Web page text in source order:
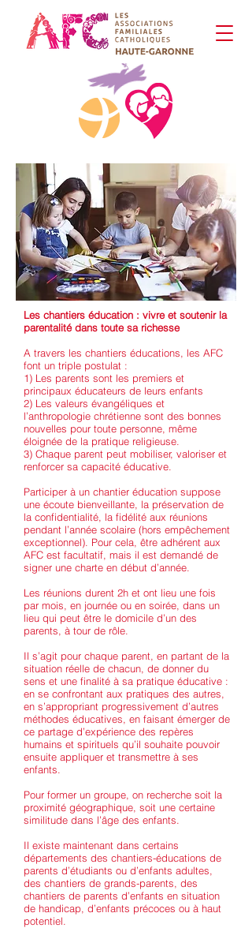
Les chantiers éducation : vivre et soutenir la
parentalité dans toute sa richesse
A travers les chantiers éducations, les AFC
font un triple postulat :
1) Les parents sont les premiers et
principaux éducateurs de leurs enfants
2) Les valeurs évangéliques et
l’anthropologie chrétienne sont des bonnes
nouvelles pour toute personne, même
éloignée de la pratique religieuse.
3) Chaque parent peut mobiliser, valoriser et
renforcer sa capacité éducative.
Participer à un chantier éducation suppose
une écoute bienveillante, la préservation de
la confidentialité, la fidélité aux réunions
pendant l’année scolaire (hors empêchement
exceptionnel). Pour cela, être adhérent aux
AFC est facultatif, mais il est demandé de
signer une charte en début d’année.
Les réunions durent 2h et ont lieu une fois
par mois, en journée ou en soirée, dans un
lieu qui peut être le domicile d’un des
parents, à tour de rôle.
Il s’agit pour chaque parent, en partant de la
situation réelle de chacun, de donner du
sens et une finalité à sa pratique éducative :
en se confrontant aux pratiques des autres,
en s’appropriant progressivement d’autres
méthodes éducatives, en faisant émerger de
ce partage d’expérience des repères
humains et spirituels qu’il souhaite pouvoir
ensuite appliquer et transmettre à ses
enfants.
Pour former un groupe, on recherche soit la
proximité géographique, soit une certaine
similitude dans l’âge des enfants.
Il existe maintenant dans certains
départements des chantiers-éducations de
parents d’étudiants ou d’enfants adultes,
des chantiers de grands-parents, des
chantiers de parents d’enfants en situation
de handicap, d’enfants précoces ou à haut
potentiel.